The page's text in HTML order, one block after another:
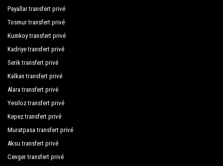
Ic Hotels Santai Family Resort
Kaya Belek Hotel
Kaya Golf Club
Kaya Palazzo Golf Resort
Kempinski Hotel The Dome
Limak Arcadia Sport Resort
Limak Atlantis De Luxe Hotel Resort
Payallar transfert privé
Tosmur transfert privé
Kumkoy transfert privé
Kadriye transfert privé
Serik transfert privé
Kalkan transfert privé
Alara transfert privé
Yesiloz transfert privé
Kepez transfert privé
Muratpasa transfert privé
Aksu transfert privé
Cenger transfert privé